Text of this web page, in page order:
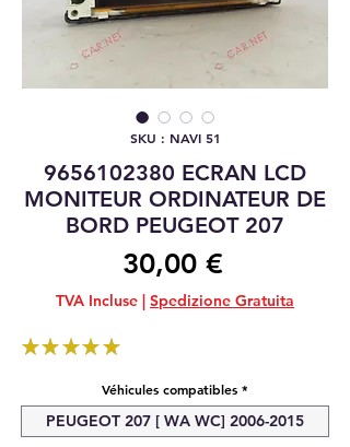
SKU : NAVI 51
9656102380 ECRAN LCD
MONITEUR ORDINATEUR DE
BORD PEUGEOT 207
30,00 €Prix
TVA Incluse | Spedizione Gratuita
★ ★ ★ ★ ★
Véhicules compatibles *
PEUGEOT 207 [ WA WC] 2006-2015